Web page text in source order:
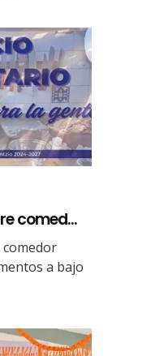
comed...
a bajo